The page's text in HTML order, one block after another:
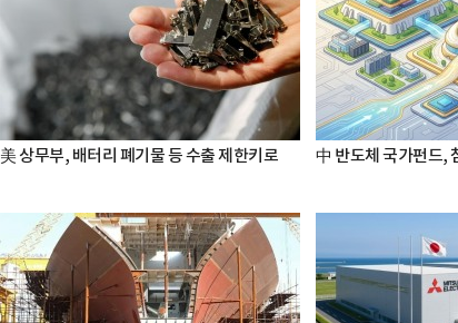
美 상무부, 배터리 폐기물 등 수출 제한키로 中 반도체 국가펀드,